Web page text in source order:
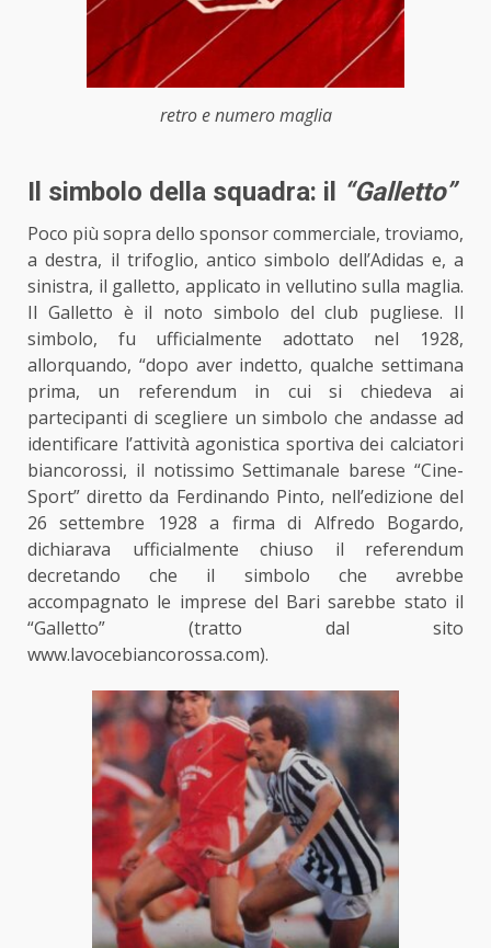
retro e numero maglia
Il simbolo della squadra: il “Galletto”
Poco più sopra dello sponsor commerciale, troviamo,
a destra, il trifoglio, antico simbolo dell’Adidas e, a
sinistra, il galletto, applicato in vellutino sulla maglia.
Il Galletto è il noto simbolo del club pugliese. Il
simbolo, fu ufficialmente adottato nel 1928,
allorquando, “dopo aver indetto, qualche settimana
prima, un referendum in cui si chiedeva ai
partecipanti di scegliere un simbolo che andasse ad
identificare l’attività agonistica sportiva dei calciatori
biancorossi, il notissimo Settimanale barese “Cine-
Sport” diretto da Ferdinando Pinto, nell’edizione del
26 settembre 1928 a firma di Alfredo Bogardo,
dichiarava ufficialmente chiuso il referendum
decretando che il simbolo che avrebbe
accompagnato le imprese del Bari sarebbe stato il
“Galletto” (tratto dal sito
www.lavocebiancorossa.com).